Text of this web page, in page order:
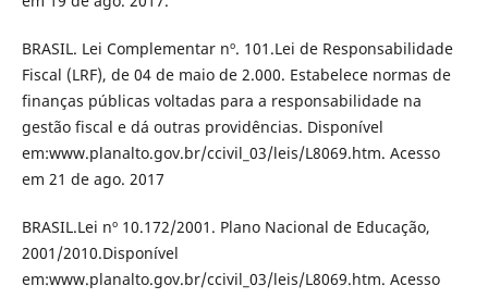
BRASIL. Lei Complementar nº. 101.Lei de Responsabilidade
Fiscal (LRF), de 04 de maio de 2.000. Estabelece normas de
finanças públicas voltadas para a responsabilidade na
gestão fiscal e dá outras providências. Disponível
em:www.planalto.gov.br/ccivil_03/leis/L8069.htm. Acesso
em 21 de ago. 2017
BRASIL.Lei nº 10.172/2001. Plano Nacional de Educação,
2001/2010.Disponível
em:www.planalto.gov.br/ccivil_03/leis/L8069.htm. Acesso